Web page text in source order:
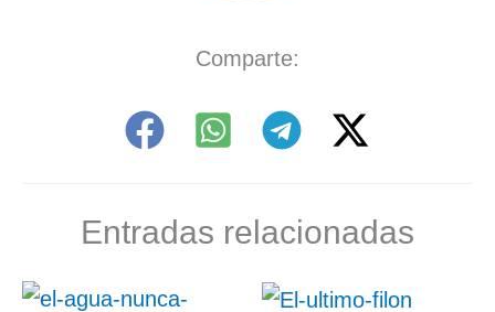
Comparte:
Entradas relacionadas